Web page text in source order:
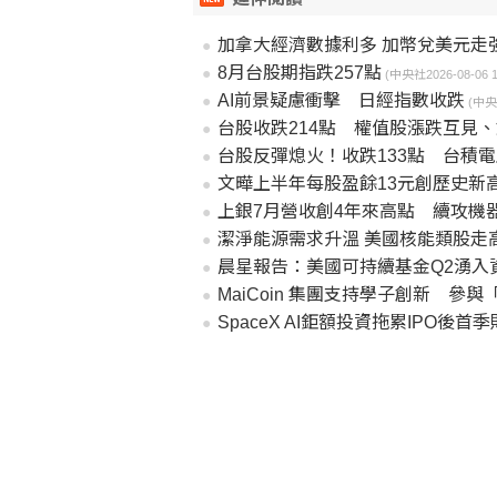
加拿大經濟數據利多 加幣兌美元走
8月台股期指跌257點 (中央社2026-08-06
AI前景疑慮衝擊 日經指數收跌 (中
台股收跌214點 權值股漲跌互見
台股反彈熄火！收跌133點 台積
文曄上半年每股盈餘13元創歷史
上銀7月營收創4年來高點 續攻機
潔淨能源需求升溫 美國核能類股走
晨星報告：美國可持續基金Q2湧入
MaiCoin 集團支持學子創新 參與「2026 雲湧智生臺灣生
SpaceX AI鉅額投資拖累IPO後首季